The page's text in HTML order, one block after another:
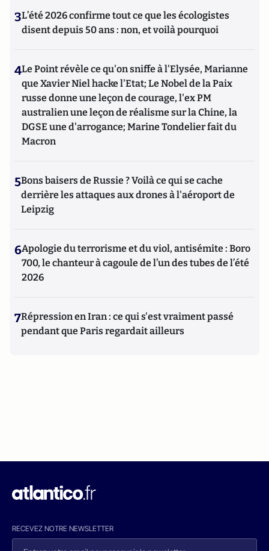
3L’été 2026 confirme tout ce que les écologistes
disent depuis 50 ans : non, et voilà pourquoi
4Le Point révèle ce qu'on sniffe à l'Elysée, Marianne
que Xavier Niel hacke l'Etat; Le Nobel de la Paix
russe donne une leçon de courage, l'ex PM
australien une leçon de réalisme sur la Chine, la
DGSE une d'arrogance; Marine Tondelier fait du
Macron
5Bons baisers de Russie ? Voilà ce qui se cache
derrière les attaques aux drones à l'aéroport de
Leipzig
6Apologie du terrorisme et du viol, antisémite : Boro
700, le chanteur à cagoule de l’un des tubes de l’été
2026
7Répression en Iran : ce qui s'est vraiment passé
pendant que Paris regardait ailleurs
RECEVEZ NOTRE NEWSLETTER